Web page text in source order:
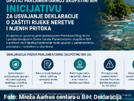
Foto: Mreža Aarhus centara u BiH: Deklaracija